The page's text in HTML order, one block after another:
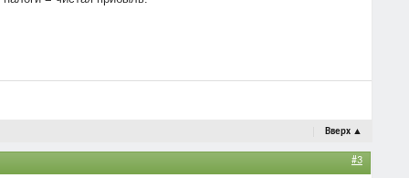
Вверх ▲
#3